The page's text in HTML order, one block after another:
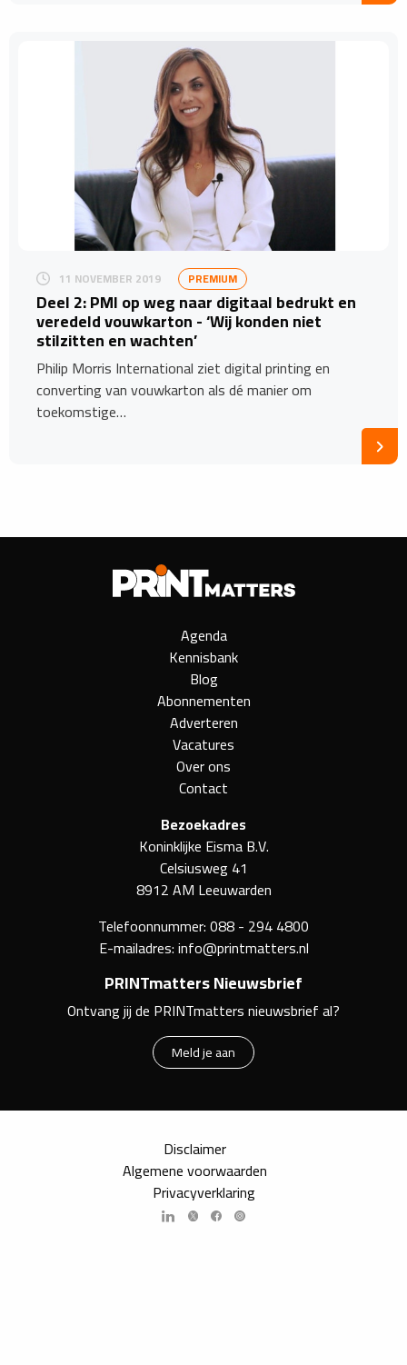
11 NOVEMBER 2019 PREMIUM
Deel 2: PMI op weg naar digitaal bedrukt en
veredeld vouwkarton - ‘Wij konden niet
stilzitten en wachten’
Philip Morris International ziet digital printing en
converting van vouwkarton als dé manier om
toekomstige…
Agenda
Kennisbank
Blog
Abonnementen
Adverteren
Vacatures
Over ons
Contact
Bezoekadres
Koninklijke Eisma B.V.
Celsiusweg 41
8912 AM Leeuwarden
Telefoonnummer:088 - 294 4800
E-mailadres:info@printmatters.nl
PRINTmatters Nieuwsbrief
Ontvang jij de PRINTmatters nieuwsbrief al?
Meld je aan
Disclaimer
Algemene voorwaarden
Privacyverklaring